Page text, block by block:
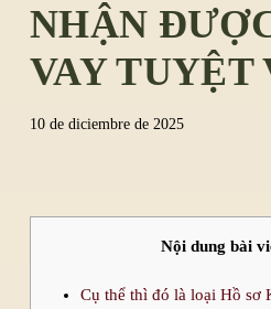
NHẬN
VAY TUYỆT
10 de diciembre de 2025
Nội dung bài
Cụ thể thì đó là loại Hồ sơ